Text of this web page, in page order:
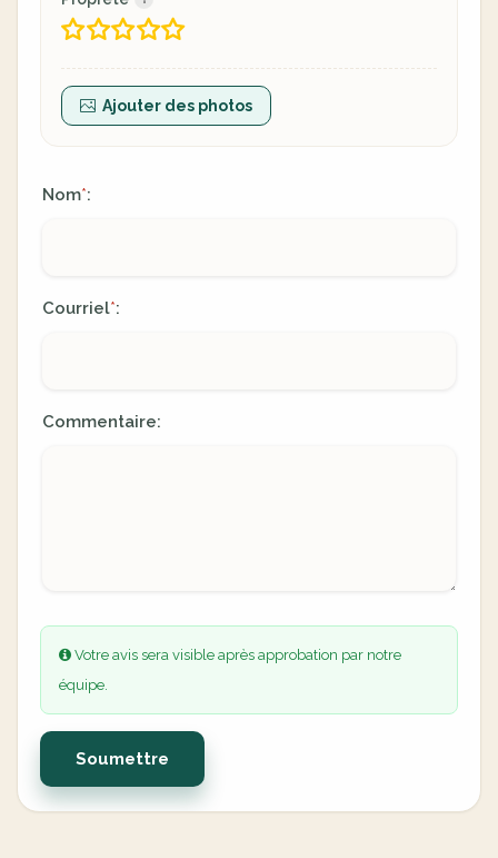
Ajouter des photos
Nom*:
Courriel*:
Commentaire:
Votre avis sera visible après approbation par notre
équipe.
Soumettre